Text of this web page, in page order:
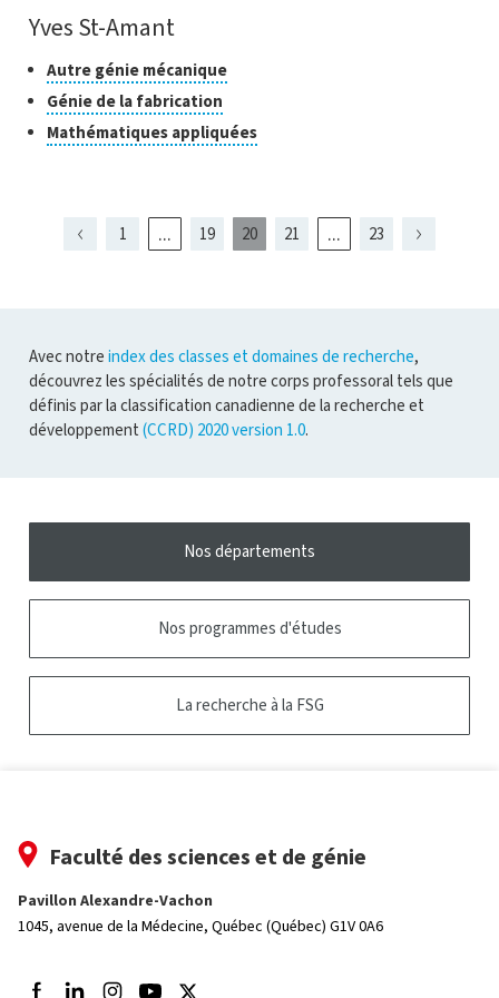
Yves St-Amant
Classes
de
recherche
Autre génie mécaniqueCliquer
pour
l'infobulle
Génie de la fabrication
pour
ouvrir
Mathématiques appliquéesCliquer
pour
Page
Page
1 ...PagePage
19 Page
20présentement
Page
21 ...PagePage
23
Page
Avec notre index des classes et domaines de recherche,
découvrez les spécialités de notre corps professoral tels que
définis par la classification canadienne de la recherche et
développement (CCRD) 2020 version 1.0.
Nos départements
Nos programmes d'études
La recherche à la FSG
Faculté des sciences et de génie
Pavillon Alexandre-Vachon
1045, avenue de la Médecine, Québec (Québec) G1V 0A6
Suivez-nous sur Facebook
Suivez-nous sur LinkedIn
Suivez-nous sur Instagram
Suivez-nous sur Youtube
Suivez-nous sur Twitter